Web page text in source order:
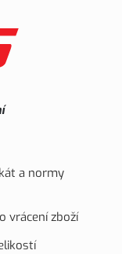
a normy
vrácení zboží